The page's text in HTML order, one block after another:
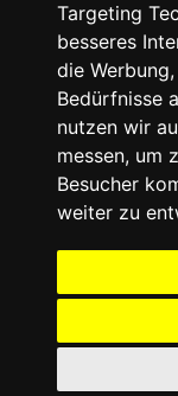
Targeting
besseres
die
Bedürfnisse
nutzen wir
messen, um
Besucher
weiter zu